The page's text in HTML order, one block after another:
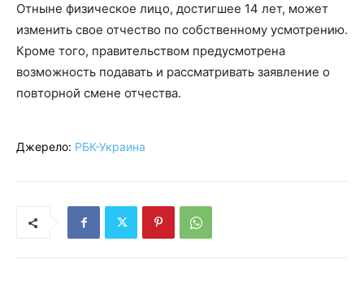
Отныне физическое лицо, достигшее 14 лет, может
изменить свое отчество по собственному усмотрению.
Кроме того, правительством предусмотрена
возможность подавать и рассматривать заявление о
повторной смене отчества.
Джерело: РБК-Украина